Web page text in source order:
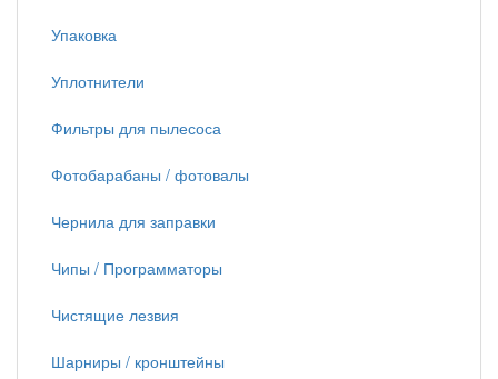
Упаковка
Уплотнители
Фильтры для пылесоса
Фотобарабаны / фотовалы
Чернила для заправки
Чипы / Программаторы
Чистящие лезвия
Шарниры / кронштейны